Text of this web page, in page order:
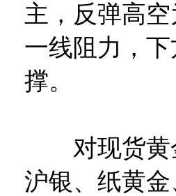
主，反弹高
一线阻力，
撑。
对现货黄
沪银、纸黄